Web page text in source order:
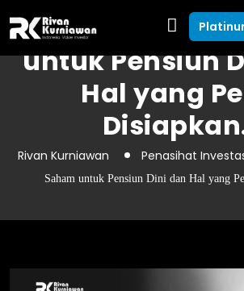
Cara Memilih
untuk Pensiun
Hal yang
Rivan Kurniawan Penasihat
Saham untuk Pensiun Dini dan Hal yang